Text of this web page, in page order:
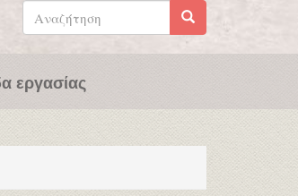
Φόρμα
αναζήτησης
Αναζήτηση
εργασίας